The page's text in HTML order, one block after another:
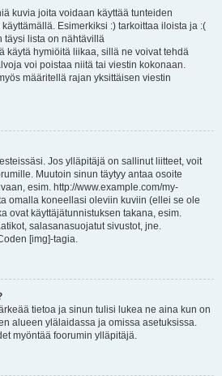
kuvia joita voidaan käyttää tunteiden
Esimerkiksi :) tarkoittaa iloista ja :(
täysi lista on nähtävillä
käytä hymiöitä liikaa, sillä ne voivat tehdä
voi poistaa niitä tai viestin kokonaan.
määritellä rajan yksittäisen viestin
Jos ylläpitäjä on sallinut liitteet, voit
Muutoin sinun täytyy antaa osoite
esim. http://www.example.com/my-
omalla koneellasi oleviin kuviin (ellei se ole
ovat käyttäjätunnistuksen takana, esim.
salasanasuojatut sivustot, jne.
[img]-tagia.
tietoa ja sinun tulisi lukea ne aina kun on
alueen ylälaidassa ja omissa asetuksissa.
myöntää foorumin ylläpitäjä.